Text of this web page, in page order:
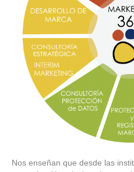
Nos enseñan que desde las